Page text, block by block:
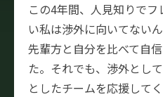
この4年間、人見知りで
い私は渉外に向いてない
先輩方と自分を比べて自
た。それでも、渉外とし
としたチームを応援して